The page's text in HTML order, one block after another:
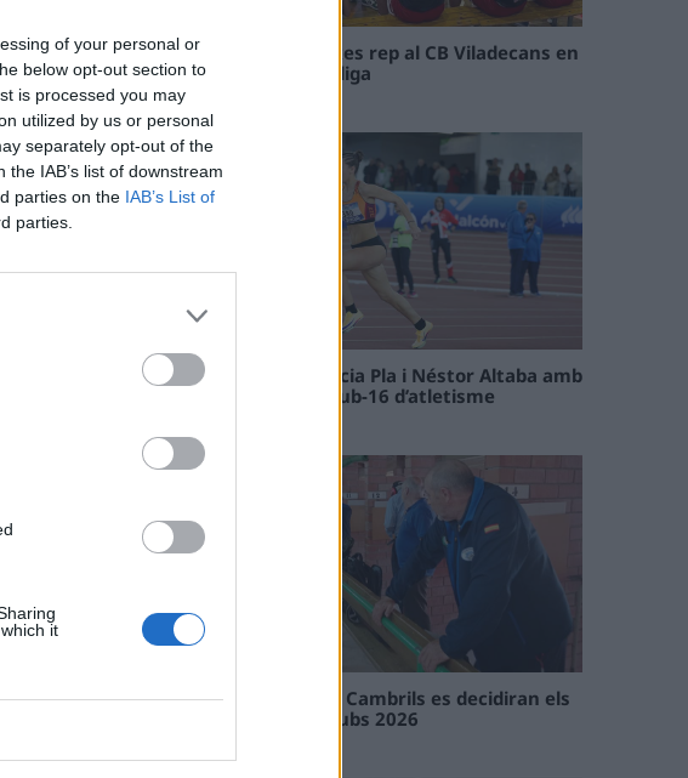
of your personal or
below opt-out section to
is processed you may
utilized by us or personal
separately opt-out of the
IAB’s list of downstream
parties on the IAB’s List of
parties.
it
sovint
aposta
Article següent
El Cantaires amb baixes rep al CB Viladecans en
el tram decisiu de la lliga
09 maig 2026
Paula Sintorres, Patrícia Pla i Néstor Altaba amb
la selecció catalana sub-16 d’atletisme
En les tirades de Flix i Cambrils es decidiran els
campions de l’Interclubs 2026